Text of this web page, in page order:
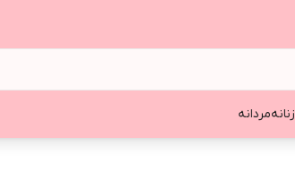
زنانهمردانه